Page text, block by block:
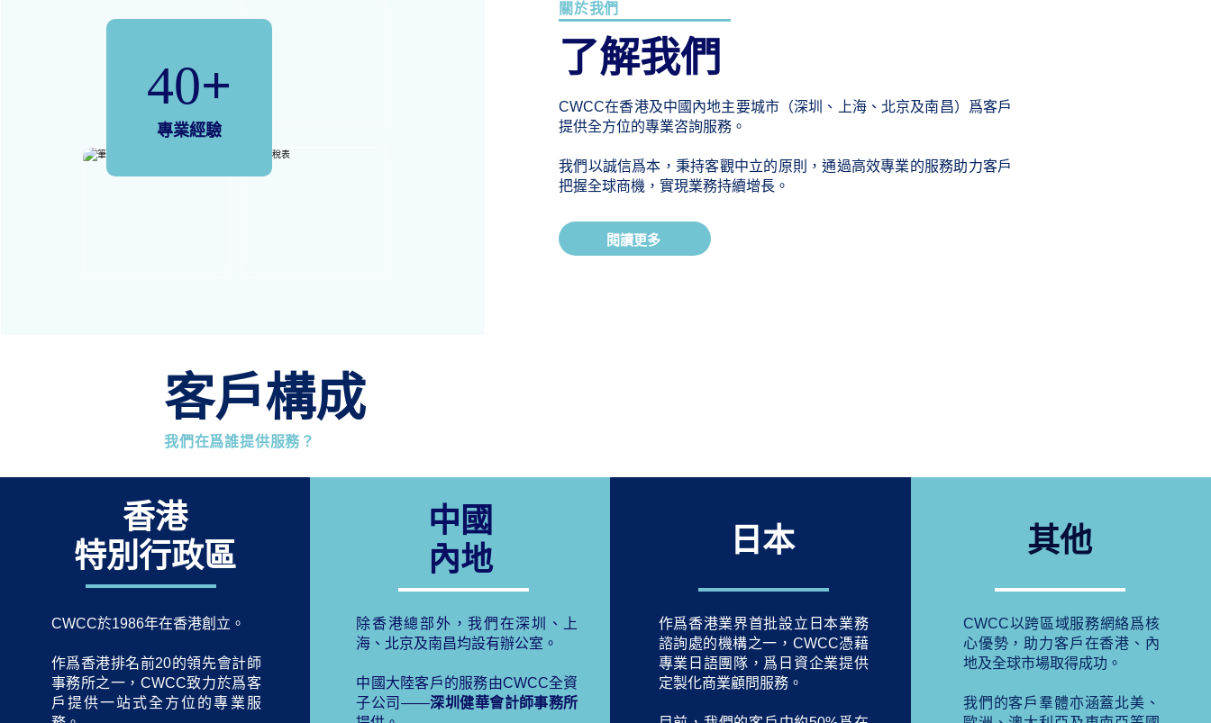
40+
專業經驗
關於我們
了解我們
CWCC在香港及中國內地主要城市（深圳、上海、北京及南昌）爲客戶
提供全方位的專業咨詢服務。
我們以誠信爲本，秉持客觀中立的原則，通過高效專業的服務助力客戶
把握全球商機，實現業務持續增長。
閱讀更多
客戶構成
我們在爲誰提供服務？
香港
特別行政區
CWCC於1986年在香港創立。
作爲香港排名前20的領先會計師
事務所之一，CWCC致力於爲客
戶提供一站式全方位的專業服
中國
內地
除香港總部外，我們在深圳、上
海、北京及南昌均設有辦公室。
中國大陸客戶的服務由CWCC全資
子公司——深圳健華會計師事務所
日本
作爲香港業界首批設立日本業務
諮詢處的機構之一，CWCC憑藉
專業日語團隊，爲日資企業提供
定製化商業顧問服務。
其他
CWCC以跨區域服務網絡爲核
心優勢，助力客戶在香港、內
地及全球市場取得成功。 ​
我們的客戶羣體亦涵蓋北美、